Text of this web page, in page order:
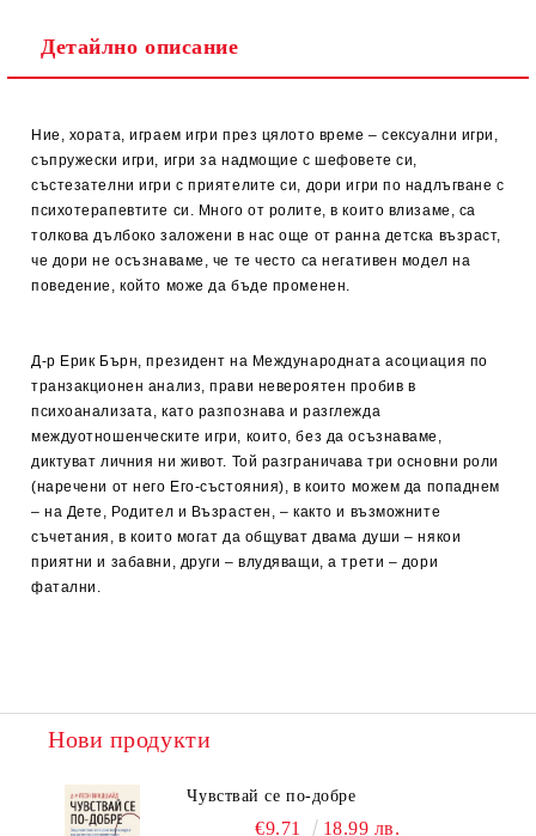
Детайлно описание
Ние, хората, играем игри през цялото време – сексуални игри,
съпружески игри, игри за надмощие с шефовете си,
състезателни игри с приятелите си, дори игри по надлъгване с
психотерапевтите си. Много от ролите, в които влизаме, са
толкова дълбоко заложени в нас още от ранна детска възраст,
че дори не осъзнаваме, че те често са негативен модел на
поведение, който може да бъде променен.
Д-р Ерик Бърн, президент на Международната асоциация по
транзакционен анализ, прави невероятен пробив в
психоанализата, като разпознава и разглежда
междуотношенческите игри, които, без да осъзнаваме,
диктуват личния ни живот. Той разграничава три основни роли
(наречени от него Его-състояния), в които можем да попаднем
– на Дете, Родител и Възрастен, – както и възможните
съчетания, в които могат да общуват двама души – някои
приятни и забавни, други – влудяващи, а трети – дори
фатални.
Нови продукти
Чувствай се по-добре
€9.71 18.99 лв.